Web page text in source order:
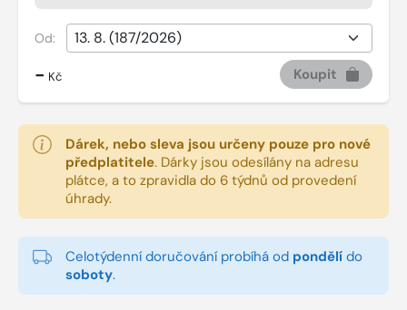
Od:
- Kč Koupit
Dárek, nebo sleva jsou určeny pouze pro nové
předplatitele. Dárky jsou odesílány na adresu
plátce, a to zpravidla do 6 týdnů od provedení
úhrady.
Celotýdenní doručování probíhá od pondělí do
soboty.